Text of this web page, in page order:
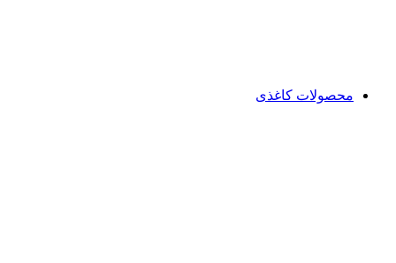
محصولات کاغذی